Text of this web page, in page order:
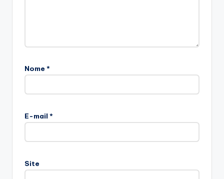
Nome *
E-mail *
Site